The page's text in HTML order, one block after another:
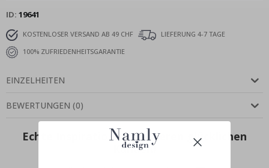
ID 19641
KOSTENLOSER VERSAND AB 49 CHF
LIEFERUNG 4-7 TAGE
100% ZUFRIEDENHEITSGARANTIE
EINZELHEITEN
BEWERTUNGEN (0)
Echte Inspiration von unseren glücklichen
Kunden!